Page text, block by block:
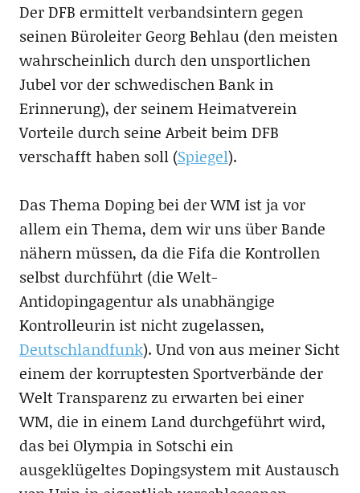
Der DFB ermittelt verbandsintern gegen
seinen Büroleiter Georg Behlau (den meisten
wahrscheinlich durch den unsportlichen
Jubel vor der schwedischen Bank in
Erinnerung), der seinem Heimatverein
Vorteile durch seine Arbeit beim DFB
verschafft haben soll (Spiegel).
Das Thema Doping bei der WM ist ja vor
allem ein Thema, dem wir uns über Bande
nähern müssen, da die Fifa die Kontrollen
selbst durchführt (die Welt-
Antidopingagentur als unabhängige
Kontrolleurin ist nicht zugelassen,
Deutschlandfunk). Und von aus meiner Sicht
einem der korruptesten Sportverbände der
Welt Transparenz zu erwarten bei einer
WM, die in einem Land durchgeführt wird,
das bei Olympia in Sotschi ein
ausgeklügeltes Dopingsystem mit Austausch